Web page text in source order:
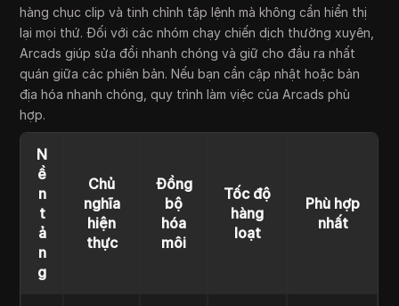
hàng chục clip và tinh chỉnh tập lệnh mà không cần hiển thị
lại mọi thứ. Đối với các nhóm chạy chiến dịch thường xuyên,
Arcads giúp sửa đổi nhanh chóng và giữ cho đầu ra nhất
quán giữa các phiên bản. Nếu bạn cần cập nhật hoặc bản
địa hóa nhanh chóng, quy trình làm việc của Arcads phù
hợp.
N
ề
n
t
ả
n
g
Chủ
nghĩa
hiện
thực
Đồng
bộ
hóa
môi
Tốc độ
hàng
loạt
Phù hợp
nhất